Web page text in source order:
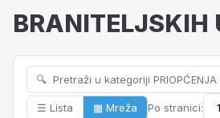
BRANITELJSKIH
☰ Lista ▦ Mreža Po stranici:
🔍